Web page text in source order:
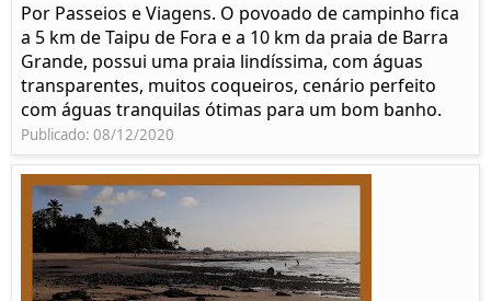
Por Passeios e Viagens. O povoado de campinho fica
a 5 km de Taipu de Fora e a 10 km da praia de Barra
Grande, possui uma praia lindíssima, com águas
transparentes, muitos coqueiros, cenário perfeito
com águas tranquilas ótimas para um bom banho.
Publicado: 08/12/2020